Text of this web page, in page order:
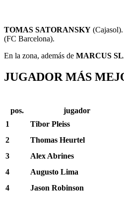
TOMAS SATORANSKY
(FC Barcelona).
En la zona, además de MARCUS
JUGADOR MÁS
pos. jugador
1
Tibor Pleiss
2
Thomas Heurtel
3
Alex Abrines
4
Augusto Lima
4
Jason Robinson